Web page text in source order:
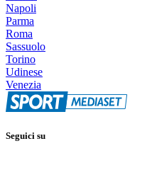
Napoli
Parma
Roma
Sassuolo
Torino
Udinese
Venezia
Seguici su